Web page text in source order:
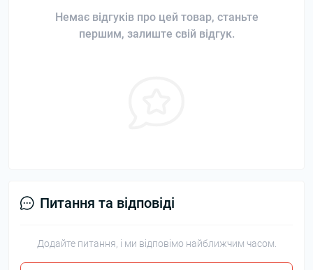
Немає відгуків про цей товар, станьте
першим, залиште свій відгук.
Питання та відповіді
Додайте питання, і ми відповімо найближчим часом.